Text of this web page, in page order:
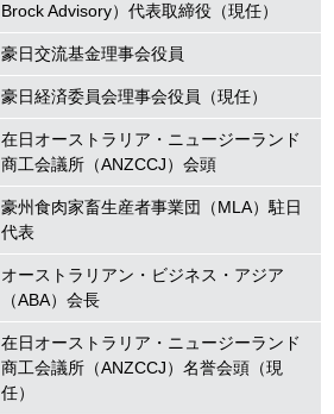
Brock Advisory）代表取締役（現任）
豪日交流基金理事会役員
豪日経済委員会理事会役員（現任）
在日オーストラリア・ニュージーランド
商工会議所（ANZCCJ）会頭
豪州食肉家畜生産者事業団（MLA）駐日
代表
オーストラリアン・ビジネス・アジア
（ABA）会長
在日オーストラリア・ニュージーランド
商工会議所（ANZCCJ）名誉会頭（現
任）